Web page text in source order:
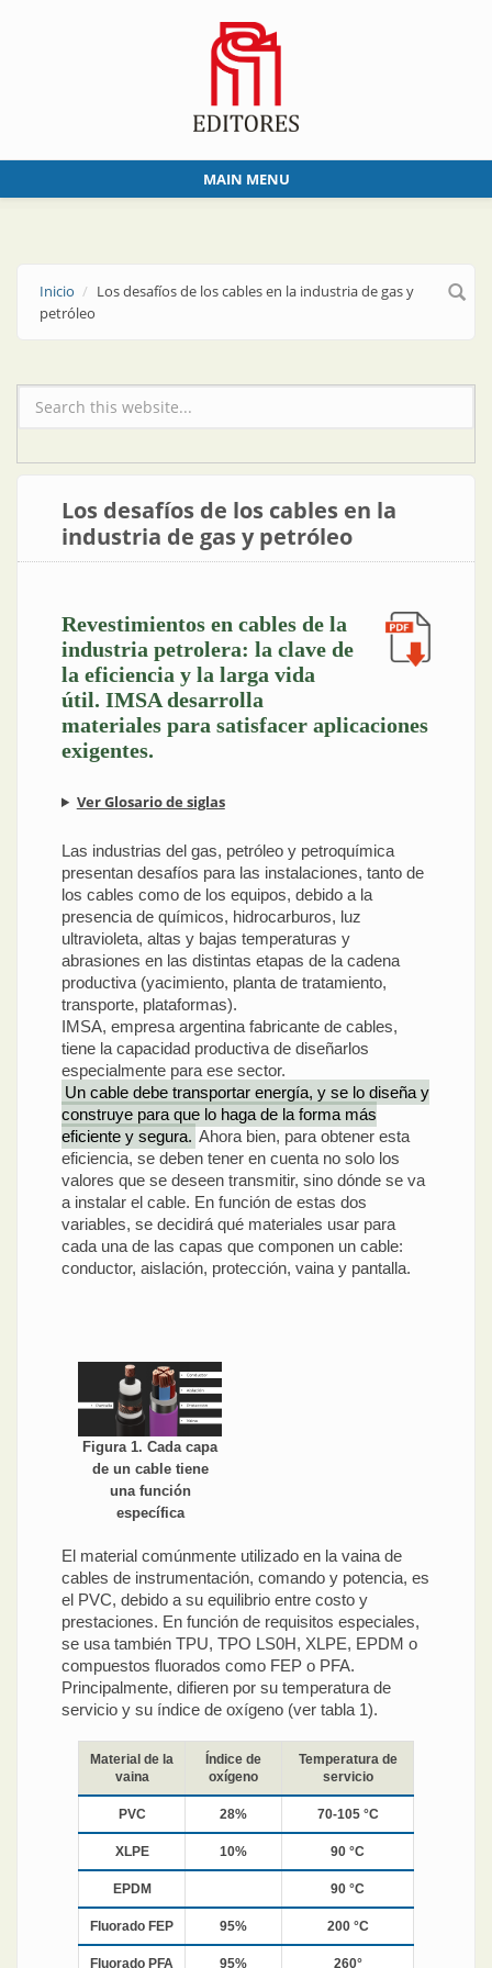
MAIN MENU
Inicio
Los desafíos de los cables en la industria de gas y
petróleo
Formulario de búsqueda
Los desafíos de los cables en la
industria de gas y petróleo
Revestimientos en cables de la
industria petrolera: la clave de
la eficiencia y la larga vida
útil. IMSA desarrolla
materiales para satisfacer aplicaciones
exigentes.
Ver Glosario de siglas
Las industrias del gas, petróleo y petroquímica
presentan desafíos para las instalaciones, tanto de
los cables como de los equipos, debido a la
presencia de químicos, hidrocarburos, luz
ultravioleta, altas y bajas temperaturas y
abrasiones en las distintas etapas de la cadena
productiva (yacimiento, planta de tratamiento,
transporte, plataformas).
IMSA, empresa argentina fabricante de cables,
tiene la capacidad productiva de diseñarlos
especialmente para ese sector.
Un cable debe transportar energía, y se lo diseña y
construye para que lo haga de la forma más
eficiente y segura. Ahora bien, para obtener esta
eficiencia, se deben tener en cuenta no solo los
valores que se deseen transmitir, sino dónde se va
a instalar el cable. En función de estas dos
variables, se decidirá qué materiales usar para
cada una de las capas que componen un cable:
conductor, aislación, protección, vaina y pantalla.
Figura 1. Cada capa
de un cable tiene
una función
específica
El material comúnmente utilizado en la vaina de
cables de instrumentación, comando y potencia, es
el PVC, debido a su equilibrio entre costo y
prestaciones. En función de requisitos especiales,
se usa también TPU, TPO LS0H, XLPE, EPDM o
compuestos fluorados como FEP o PFA.
Principalmente, difieren por su temperatura de
servicio y su índice de oxígeno (ver tabla 1).
Material de la
vaina
Índice de
oxígeno
Temperatura de
servicio
PVC 28% 70-105 °C
XLPE 10% 90 °C
EPDM 90 °C
Fluorado FEP 95% 200 °C
Fluorado PFA 95% 260°